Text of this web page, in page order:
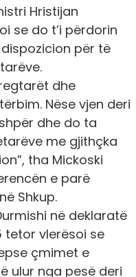
Hristijan
se do t’i përdorin
për të
dhe
Nëse vjen deri
dhe do ta
me gjithçka
tha Mickoski
e parë
Shkup.
në deklaratë
tetor vlerësoi se
çmimet e
ulur nga pesë deri